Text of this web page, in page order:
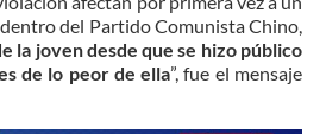
del Partido Comunista Chino,
la joven desde que se hizo público
de lo peor de ella”, fue el mensaje